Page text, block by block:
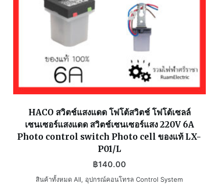
HACO สวิตช์แสงแดด โฟโต้สวิตช์ โฟโต้เซลล์
เซนเซอร์แสงแดด สวิตช์เซนเซอร์แสง 220V 6A
Photo control switch Photo cell ของแท้ LX-
P01/L
฿140.00
สินค้าทั้งหมด All, อุปกรณ์คอนโทรล Control System